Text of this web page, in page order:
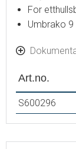
For
Umbrako
Art.no.
S600296